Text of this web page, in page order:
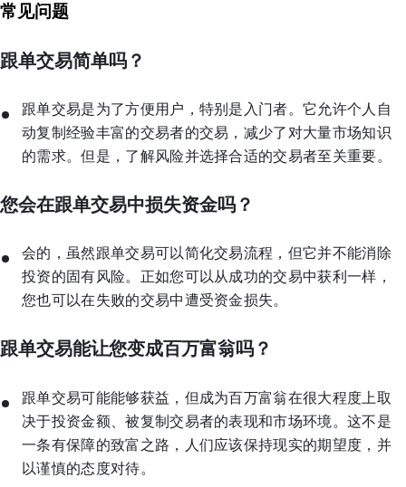
常见问题
跟单交易简单吗？
跟单交易是为了方便用户，特别是入门者。它允许个人自
动复制经验丰富的交易者的交易，减少了对大量市场知识
的需求。但是，了解风险并选择合适的交易者至关重要。
您会在跟单交易中损失资金吗？
会的，虽然跟单交易可以简化交易流程，但它并不能消除
投资的固有风险。正如您可以从成功的交易中获利一样，
您也可以在失败的交易中遭受资金损失。
跟单交易能让您变成百万富翁吗？
跟单交易可能能够获益，但成为百万富翁在很大程度上取
决于投资金额、被复制交易者的表现和市场环境。这不是
一条有保障的致富之路，人们应该保持现实的期望度，并
以谨慎的态度对待。